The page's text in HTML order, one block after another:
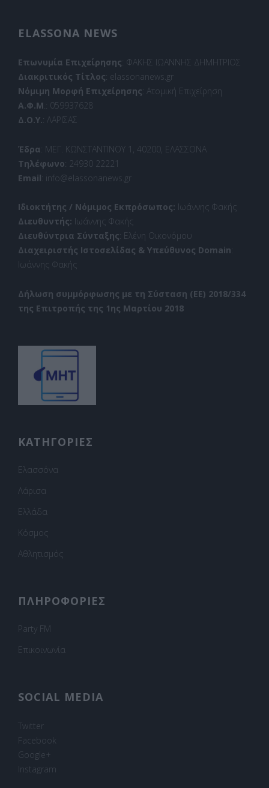
ELASSONA NEWS
Επωνυμία Επιχείρησης: ΦΑΚΗΣ ΙΩΑΝΝΗΣ ΔΗΜΗΤΡΙΟΣ
Διακριτικός Τίτλος: elassonanews.gr
Νόμιμη Μορφή Επιχείρησης: Ατομική Επιχείρηση
Α.Φ.Μ.: 059937628
Δ.Ο.Υ.: ΛΑΡΙΣΑΣ
Έδρα: ΜΕΓ. ΚΩΝΣΤΑΝΤΙΝΟΥ 1, 40200, ΕΛΑΣΣΟΝΑ
Τηλέφωνο: 24930 22221
Email: info@elassonanews.gr
Ιδιοκτήτης / Νόμιμος Εκπρόσωπος: Ιωάννης Φακής
Διευθυντής: Ιωάννης Φακής
Διευθύντρια Σύνταξης: Ελένη Οικονόμου
Διαχειριστής Ιστοσελίδας & Υπεύθυνος Domain:
Ιωάννης Φακής
Δήλωση συμμόρφωσης με τη Σύσταση (ΕΕ) 2018/334
της Επιτροπής της 1ης Μαρτίου 2018
ΚΑΤΗΓΟΡΙΕΣ
Ελασσόνα
Λάρισα
Ελλάδα
Κόσμος
Αθλητισμός
ΠΛΗΡΟΦΟΡΙΕΣ
Party FM
Επικοινωνία
SOCIAL MEDIA
Twitter
Facebook
Google+
Instagram